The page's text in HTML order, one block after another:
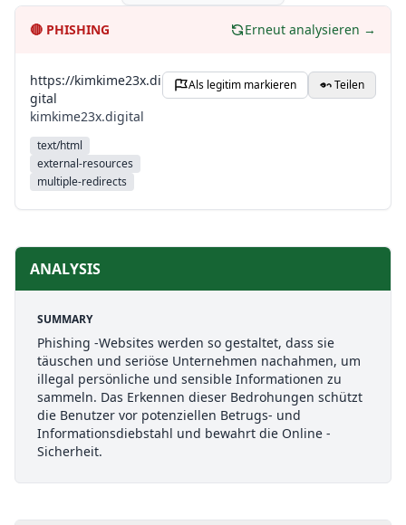
🔴 PHISHING Erneut analysieren →
https://kimkime23x.di
gital
kimkime23x.digital
text/html
external-resources
multiple-redirects
Als legitim markieren Teilen
ANALYSIS
SUMMARY
Phishing -Websites werden so gestaltet, dass sie
täuschen und seriöse Unternehmen nachahmen, um
illegal persönliche und sensible Informationen zu
sammeln. Das Erkennen dieser Bedrohungen schützt
die Benutzer vor potenziellen Betrugs- und
Informationsdiebstahl und bewahrt die Online -
Sicherheit.